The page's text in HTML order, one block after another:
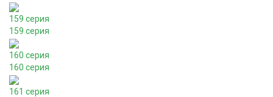
159 серия
159 серия
160 серия
160 серия
161 серия